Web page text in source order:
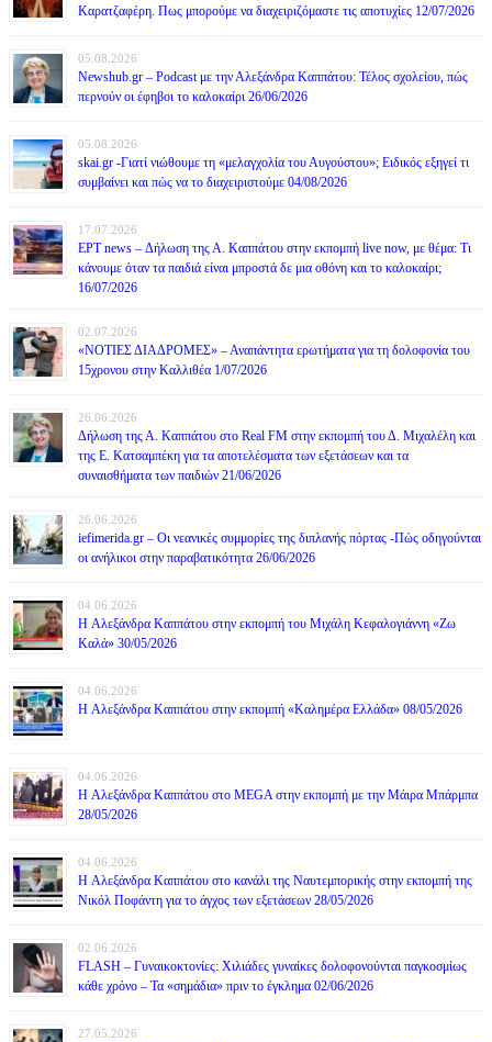
Καρατζαφέρη. Πως μπορούμε να διαχειριζόμαστε τις αποτυχίες 12/07/2026
05.08.2026
Newshub.gr – Podcast με την Αλεξάνδρα Καππάτου: Τέλος σχολείου, πώς
περνούν οι έφηβοι το καλοκαίρι 26/06/2026
05.08.2026
skai.gr -Γιατί νιώθουμε τη «μελαγχολία του Αυγούστου»; Ειδικός εξηγεί τι
συμβαίνει και πώς να το διαχειριστούμε 04/08/2026
17.07.2026
ΕΡΤ news – Δήλωση της Α. Καππάτου στην εκπομπή live now, με θέμα: Τι
κάνουμε όταν τα παιδιά είναι μπροστά δε μια οθόνη και το καλοκαίρι;
16/07/2026
02.07.2026
«ΝΟΤΙΕΣ ΔΙΑΔΡΟΜΕΣ» – Αναπάντητα ερωτήματα για τη δολοφονία του
15χρονου στην Καλλιθέα 1/07/2026
26.06.2026
Δήλωση της Α. Καππάτου στο Real FM στην εκπομπή του Δ. Μιχαλέλη και
της Ε. Κατσαμπέκη για τα αποτελέσματα των εξετάσεων και τα
συναισθήματα των παιδιών 21/06/2026
26.06.2026
iefimerida.gr – Οι νεανικές συμμορίες της διπλανής πόρτας -Πώς οδηγούνται
οι ανήλικοι στην παραβατικότητα 26/06/2026
04.06.2026
H Αλεξάνδρα Καππάτου στην εκπομπή του Μιχάλη Κεφαλογιάννη «Ζω
Καλά» 30/05/2026
04.06.2026
H Αλεξάνδρα Καππάτου στην εκπομπή «Καλημέρα Ελλάδα» 08/05/2026
04.06.2026
H Αλεξάνδρα Καππάτου στο MEGA στην εκπομπή με την Μάιρα Mπάρμπα
28/05/2026
04.06.2026
H Αλεξάνδρα Καππάτου στο κανάλι της Ναυτεμπορικής στην εκπομπή της
Νικόλ Ποφάντη για το άγχος των εξετάσεων 28/05/2026
02.06.2026
FLASH – Γυναικοκτονίες: Χιλιάδες γυναίκες δολοφονούνται παγκοσμίως
κάθε χρόνο – Τα «σημάδια» πριν το έγκλημα 02/06/2026
27.05.2026